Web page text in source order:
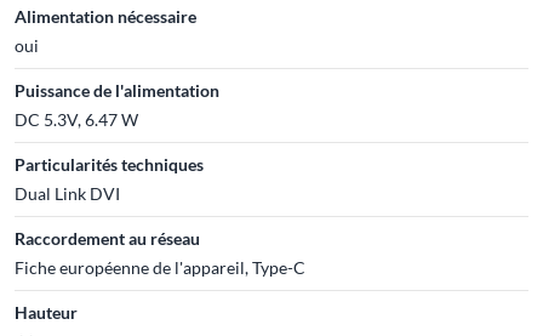
Alimentation nécessaire
oui
Puissance de l'alimentation
DC 5.3V, 6.47 W
Particularités techniques
Dual Link DVI
Raccordement au réseau
Fiche européenne de l'appareil, Type-C
Hauteur